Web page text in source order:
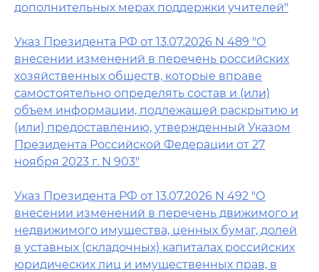
дополнительных мерах поддержки учителей"
Указ Президента РФ от 13.07.2026 N 489 "О
внесении изменений в перечень российских
хозяйственных обществ, которые вправе
самостоятельно определять состав и (или)
объем информации, подлежащей раскрытию и
(или) предоставлению, утвержденный Указом
Президента Российской Федерации от 27
ноября 2023 г. N 903"
Указ Президента РФ от 13.07.2026 N 492 "О
внесении изменений в перечень движимого и
недвижимого имущества, ценных бумаг, долей
в уставных (складочных) капиталах российских
юридических лиц и имущественных прав, в